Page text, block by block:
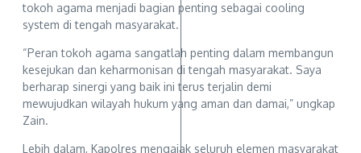
tokoh agama menjadi bagian penting sebagai cooling
system di tengah masyarakat.
“Peran tokoh agama sangatlah penting dalam membangun
kesejukan dan keharmonisan di tengah masyarakat. Saya
berharap sinergi yang baik ini terus terjalin demi
mewujudkan wilayah hukum yang aman dan damai,” ungkap
Zain.
Lebih dalam, Kapolres mengajak seluruh elemen masyarakat